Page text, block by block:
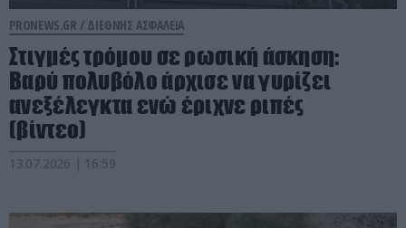
PRONEWS.GR / ΔΙΕΘΝΗΣ ΑΣΦΑΛΕΙΑ
Στιγμές τρόμου σε ρωσική άσκηση:
Βαρύ πολυβόλο άρχισε να γυρίζει
ανεξέλεγκτα ενώ έριχνε ριπές
(βίντεο)
13.07.2026 | 16:59